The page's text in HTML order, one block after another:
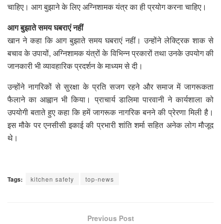
चाहिए। आग बुझाने के लिए अग्निशामक यंत्र का ही प्रयोग करना चाहिए।
आग बुझाते समय घबराएं नहीं
खान ने कहा कि आग बुझाते समय घबराएं नहीं। उन्होंने लेक्ट्रिक शाक से
बचाव के उपायों, अग्निशामक यंत्रों के विभिन्न प्रकारों तथा उनके उपयोग की
जानकारी भी व्यावहारिक प्रदर्शन के माध्यम से दी।
उन्होंने नागरिकों से सुरक्षा के प्रति सजग रहने और समाज में जागरूकता
फैलाने का आह्वान भी किया। प्राचार्य डालिमा पारवानी ने कार्यशाला को
उपयोगी बताते हुए कहा कि हमें जागरूक नागरिक बनने की प्रेरणा मिली है।
इस मौके पर एनसीसी इकाई की प्रभारी शांति शर्मा सहित अनेक लोग मौजूद
थे।
Tags: kitchen safety top-news
Previous Post